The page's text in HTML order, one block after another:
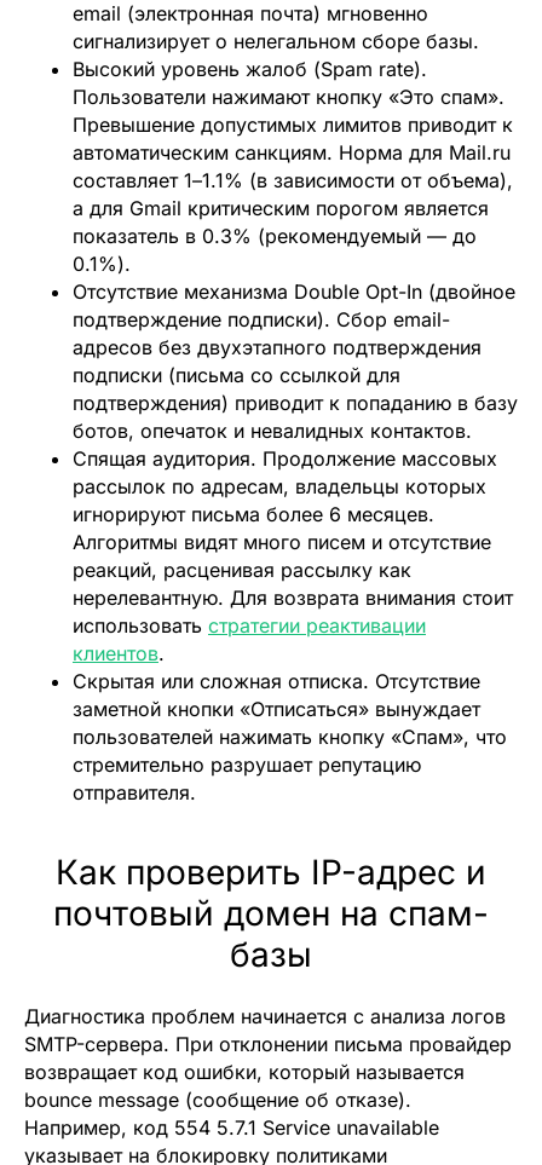
email (электронная почта) мгновенно
сигнализирует о нелегальном сборе базы.
Высокий уровень жалоб (Spam rate).
Пользователи нажимают кнопку «Это спам».
Превышение допустимых лимитов приводит к
автоматическим санкциям. Норма для Mail.ru
составляет 1–1.1% (в зависимости от объема),
а для Gmail критическим порогом является
показатель в 0.3% (рекомендуемый — до
0.1%).
Отсутствие механизма Double Opt-In (двойное
подтверждение подписки). Сбор email-
адресов без двухэтапного подтверждения
подписки (письма со ссылкой для
подтверждения) приводит к попаданию в базу
ботов, опечаток и невалидных контактов.
Спящая аудитория. Продолжение массовых
рассылок по адресам, владельцы которых
игнорируют письма более 6 месяцев.
Алгоритмы видят много писем и отсутствие
реакций, расценивая рассылку как
нерелевантную. Для возврата внимания стоит
использовать стратегии реактивации
клиентов.
Скрытая или сложная отписка. Отсутствие
заметной кнопки «Отписаться» вынуждает
пользователей нажимать кнопку «Спам», что
стремительно разрушает репутацию
отправителя.
Как проверить IP-адрес и
почтовый домен на спам-
базы
Диагностика проблем начинается с анализа логов
SMTP-сервера. При отклонении письма провайдер
возвращает код ошибки, который называется
bounce message (сообщение об отказе).
Например, код 554 5.7.1 Service unavailable
указывает на блокировку политиками